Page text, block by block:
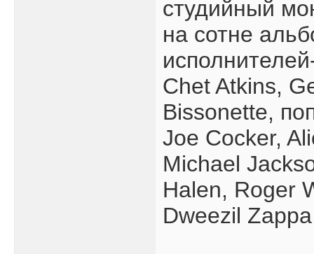
студийный
на сотне
Chet Atkins,
Bissonette,
Joe Cocker,
Michael
Halen, Roger
Dweezil